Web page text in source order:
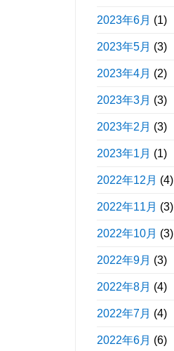
2023年6月 (1)
2023年5月 (3)
2023年4月 (2)
2023年3月 (3)
2023年2月 (3)
2023年1月 (1)
2022年12月 (4)
2022年11月 (3)
2022年10月 (3)
2022年9月 (3)
2022年8月 (4)
2022年7月 (4)
2022年6月 (6)